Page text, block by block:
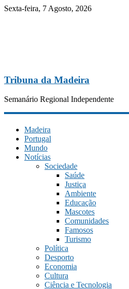
Sexta-feira, 7 Agosto, 2026
Tribuna da Madeira
Semanário Regional Independente
Madeira
Portugal
Mundo
Notícias
Sociedade
Saúde
Justiça
Ambiente
Educação
Mascotes
Comunidades
Famosos
Turismo
Política
Desporto
Economia
Cultura
Ciência e Tecnologia